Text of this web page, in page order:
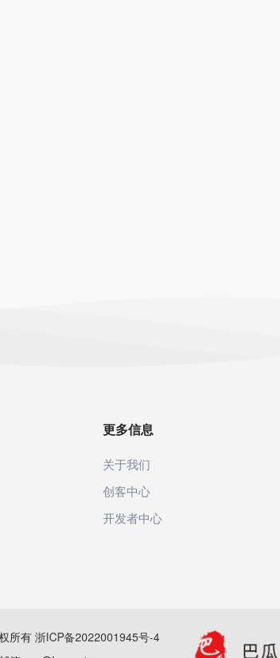
更多信息
关于我们
创客中心
开发者中心
所有 浙ICP备2022001945号-4